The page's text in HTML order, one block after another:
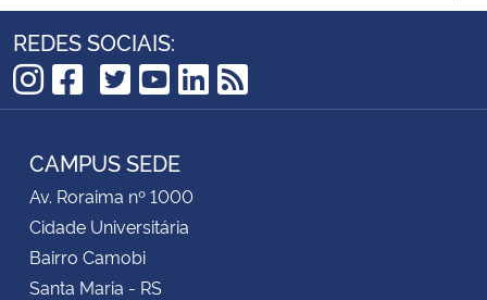
REDES SOCIAIS:
Instagram
Facebook
TikTok
Twitter
YouTube
LinkedIn
RSS
CAMPUS SEDE
Av. Roraima nº 1000
Cidade Universitária
Bairro Camobi
Santa Maria - RS